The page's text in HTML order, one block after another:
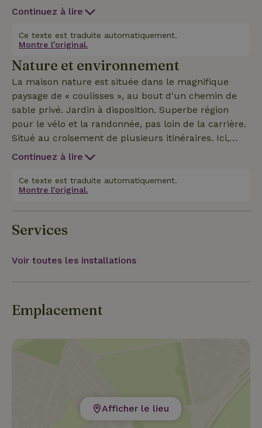
privée, d'une terrasse et d'une pelouse. Il y a le Wi-
un lave-vaisselle, une cuisine entièrement équipée,
avec notamment une machine Nespresso et une
cafetière, un micro-ondes et un petit four. Salle de
bain. Peut accueillir 2 personnes. Le linge de
cuisine, de lit et de toilette est fourni. Il y a 2 vélos à
disposition. Merci de ne pas fumer.
Continuez à lire
Ce texte est traduite automatiquement.
Montre l'original.
Nature et environnement
La maison nature est située dans le magnifique
paysage de « coulisses », au bout d'un chemin de
sable privé. Jardin à disposition. Superbe région
pour le vélo et la randonnée, pas loin de la carrière.
Situé au croisement de plusieurs itinéraires. Ici,
c'est encore calme et la nuit, il fait noir. Des
entend le hululement des chouettes. À environ 6
kilomètres du village de Winterswijk.
Continuez à lire
Ce texte est traduite automatiquement.
Montre l'original.
Services
Voir toutes les installations
Emplacement
Afficher le lieu